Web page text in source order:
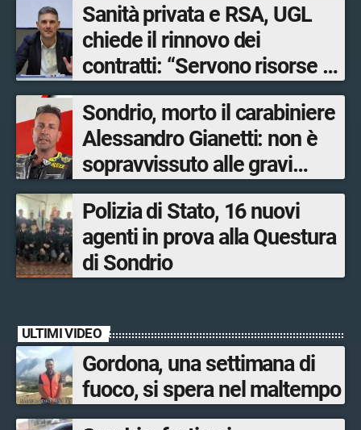
Sanità privata e RSA, UGL
chiede il rinnovo dei
contratti: “Servono risorse e
salari adeguati”
Sondrio, morto il carabiniere
Alessandro Gianetti: non è
sopravvissuto alle gravi
ustioni
Polizia di Stato, 16 nuovi
agenti in prova alla Questura
di Sondrio
ULTIMI VIDEO
Gordona, una settimana di
fuoco, si spera nel maltempo